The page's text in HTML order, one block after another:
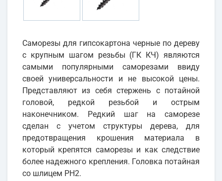
Cаморезы для гипсокартона черные по дереву
с крупным шагом резьбы (ГК КЧ) являются
самыми популярными саморезами ввиду
своей универсальности и не высокой цены.
Представляют из себя стержень с потайной
головой, редкой резьбой и острым
наконечником. Редкий шаг на саморезе
сделан с учетом структуры дерева, для
предотвращения крошения материала в
который крепятся саморезы и как следствие
более надежного крепления. Головка потайная
со шлицем PH2.